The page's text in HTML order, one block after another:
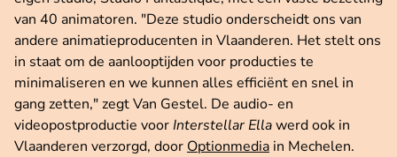
van 40 animatoren. "Deze studio onderscheidt ons van
andere animatieproducenten in Vlaanderen. Het stelt ons
in staat om de aanlooptijden voor producties te
minimaliseren en we kunnen alles efficiënt en snel in
gang zetten," zegt Van Gestel. De audio- en
videopostproductie voorInterstellar Ellawerd ook in
Vlaanderen verzorgd, door Optionmedia in Mechelen.